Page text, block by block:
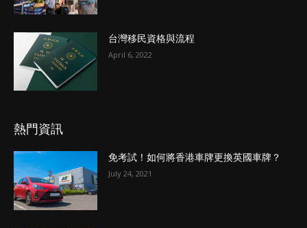
台灣移民資格與流程
April 6, 2022
熱門資訊
免考試！如何將香港車牌更換英國車牌？
July 24, 2021